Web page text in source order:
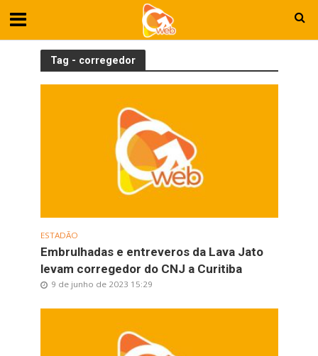
Tag - corregedor
ESTADÃO
Embrulhadas e entreveros da Lava Jato
levam corregedor do CNJ a Curitiba
9 de junho de 2023 15:29